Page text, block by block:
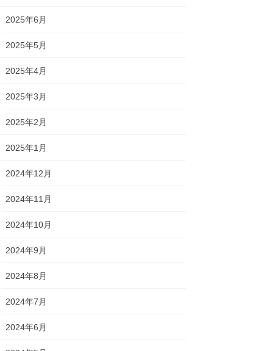
2025年6月
2025年5月
2025年4月
2025年3月
2025年2月
2025年1月
2024年12月
2024年11月
2024年10月
2024年9月
2024年8月
2024年7月
2024年6月